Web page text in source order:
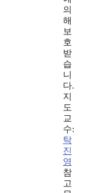
의
해
보
호
받
습
니
다.
지
도
교
수:
탁
진
영
참
고